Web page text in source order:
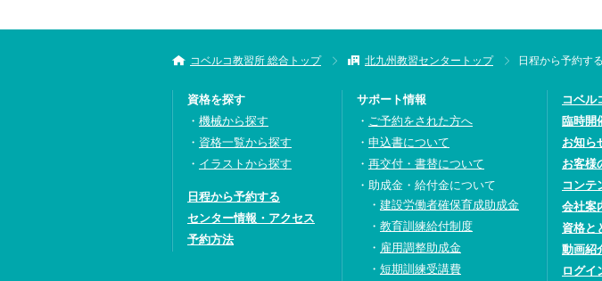
コベルコ教習所 総合トップ 北九州教習センタートップ 日程から予約する
資格を探す
機械から探す
資格一覧から探す
イラストから探す
日程から予約する
センター情報・アクセス
予約方法
サポート情報
ご予約をされた方へ
申込書について
再交付・書替について
助成金・給付金について
建設労働者確保育成助成金
教育訓練給付制度
雇用調整助成金
短期訓練受講費
コベル
臨時開
お知ら
お客様
コンテ
会社案
資格と
動画紹
ログイ